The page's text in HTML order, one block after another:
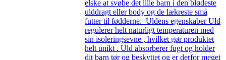
elske at svøbe det lille barn i den blødeste
ulddragt eller body og de lækreste små
futter til fødderne. Uldens egenskaber Uld
regulerer helt naturligt temperaturen med
sin isoleringsevne , hvilket gør produktet
helt unikt . Uld absorberer fugt og holder
dit barn tør og beskyttet og er derfor meget